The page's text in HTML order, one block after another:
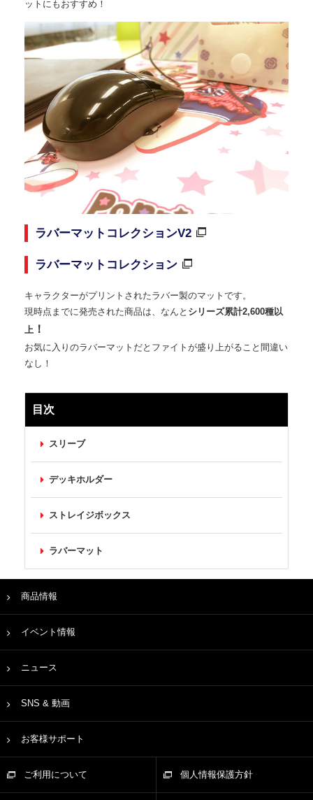
ットにもおすすめ！
ラバーマットコレクションV2
ラバーマットコレクション
キャラクターがプリントされたラバー製のマットです。
現時点までに発売された商品は、なんと シリーズ累計2,600種以
上 ！
お気に入りのラバーマットだとファイトが盛り上がること間違い
なし！
目次
スリーブ
デッキホルダー
ストレイジボックス
ラバーマット
商品情報
イベント情報
ニュース
SNS & 動画
お客様サポート
ご利用について 個人情報保護方針